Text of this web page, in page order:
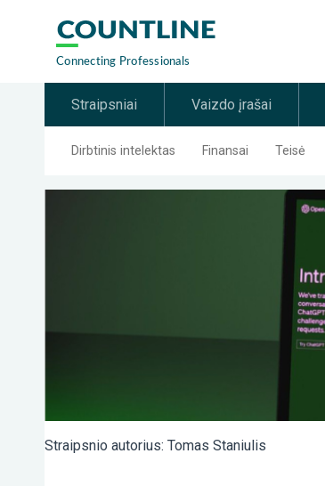
Straipsniai Vaizdo įrašai
Dirbtinis intelektas Finansai Teisė
Straipsnio autorius: Tomas Staniulis